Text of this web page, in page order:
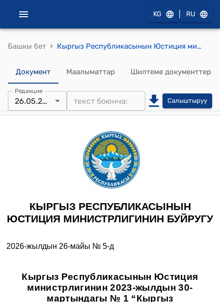
KG RU
Башкы бет › Кыргыз Республикасынын Юстиция министрлигинин 2026-жылдын 26-майы № 5-д "Кыргыз Республикасынын Юстиция министрлигинин 2023-жылдын 30-мартындагы № 1 “Кыргыз Республикасынын жазык-аткаруу тутумунун кызматкерлеринин буюм мүлкүнүн, атайын наамдар боюнча айырмалоочу белгилеринин сыпатталыштарын жана форма кийимин кийип жүрүү тартибин бекитүү жөнүндө” буйругун күчүн жоготтуу деп таануу жөнүндө" буйругу
Документ Маалыматтар Шилтеме документтер
Редакция
26.05.2026 Салыштыруу